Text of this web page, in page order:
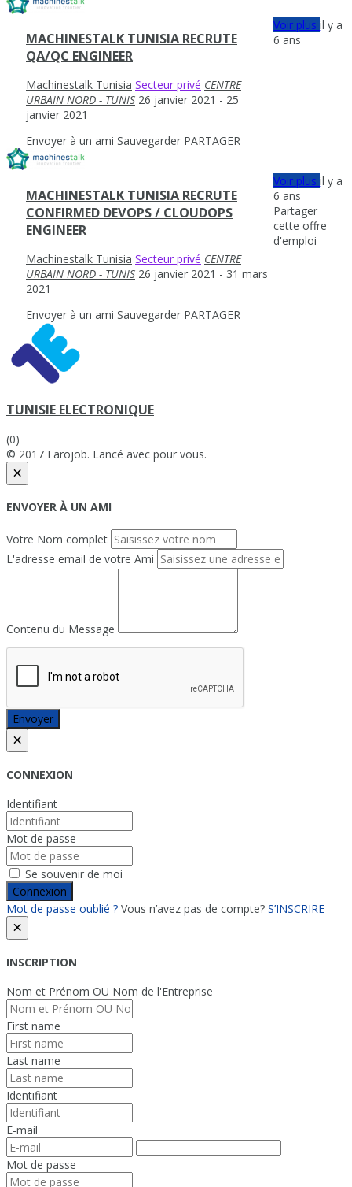
MACHINESTALK TUNISIA RECRUTE
QA/QC ENGINEER
Machinestalk Tunisia Secteur privé CENTRE
URBAIN NORD - TUNIS 26 janvier 2021 - 25
janvier 2021
Envoyer à un ami Sauvegarder PARTAGER
Voir plusil y a
6 ans
MACHINESTALK TUNISIA RECRUTE
CONFIRMED DEVOPS / CLOUDOPS
ENGINEER
Machinestalk Tunisia Secteur privé CENTRE
URBAIN NORD - TUNIS 26 janvier 2021 - 31 mars
2021
Envoyer à un ami Sauvegarder PARTAGER
Voir plusil y a
6 ans
Partager
cette offre
d'emploi
TUNISIE ELECTRONIQUE
(0)
© 2017 Farojob. Lancé avec pour vous.
×
ENVOYER À UN AMI
Votre Nom complet
L'adresse email de votre Ami
Contenu du Message
Envoyer
×
CONNEXION
Identifiant
Mot de passe
Se souvenir de moi
Connexion
Mot de passe oublié ? Vous n’avez pas de compte? S’INSCRIRE
×
INSCRIPTION
Nom et Prénom OU Nom de l'Entreprise
First name
Last name
Identifiant
E-mail
Mot de passe